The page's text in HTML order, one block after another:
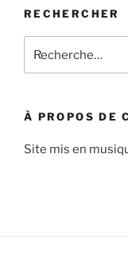
RECHERCHER
pour
À PROPOS DE
Site mis en